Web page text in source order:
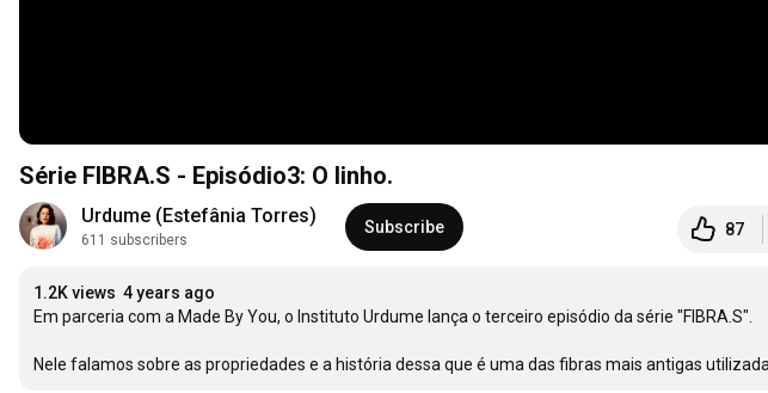
Série FIBRA.S - Episódio3: O linho.
Urdume (Estefânia Torres)
611 subscribers
Subscribe 87
1.2K views 4 years ago
Em parceria com a Made By You, o Instituto Urdume lança o terceiro episódio da série "FIBRA.S".
Nele falamos sobre as propriedades e a história dessa que é uma das fibras mais antigas